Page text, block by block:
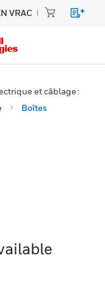
VRAC
et câblage :
Boîtes